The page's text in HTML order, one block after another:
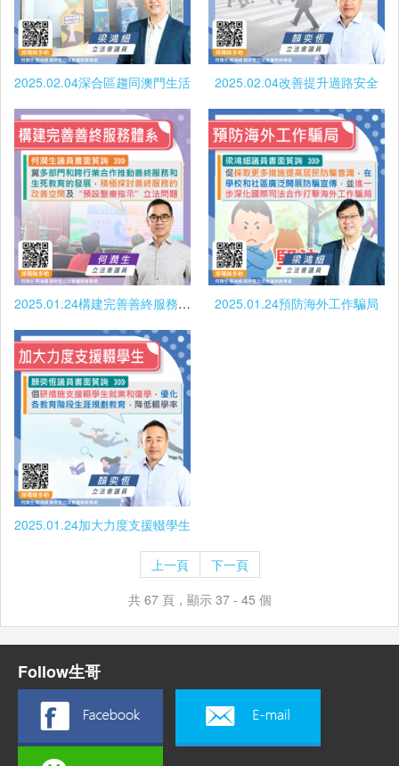
2025.02.04深合區趨同澳門生活 2025.02.04改善提升過路安全
2025.01.24構建完善善終服務體系 2025.01.24預防海外工作騙局
2025.01.24加大力度支援輟學生
上一頁
下一頁
共 67 頁，顯示 37 - 45 個
Follow生哥